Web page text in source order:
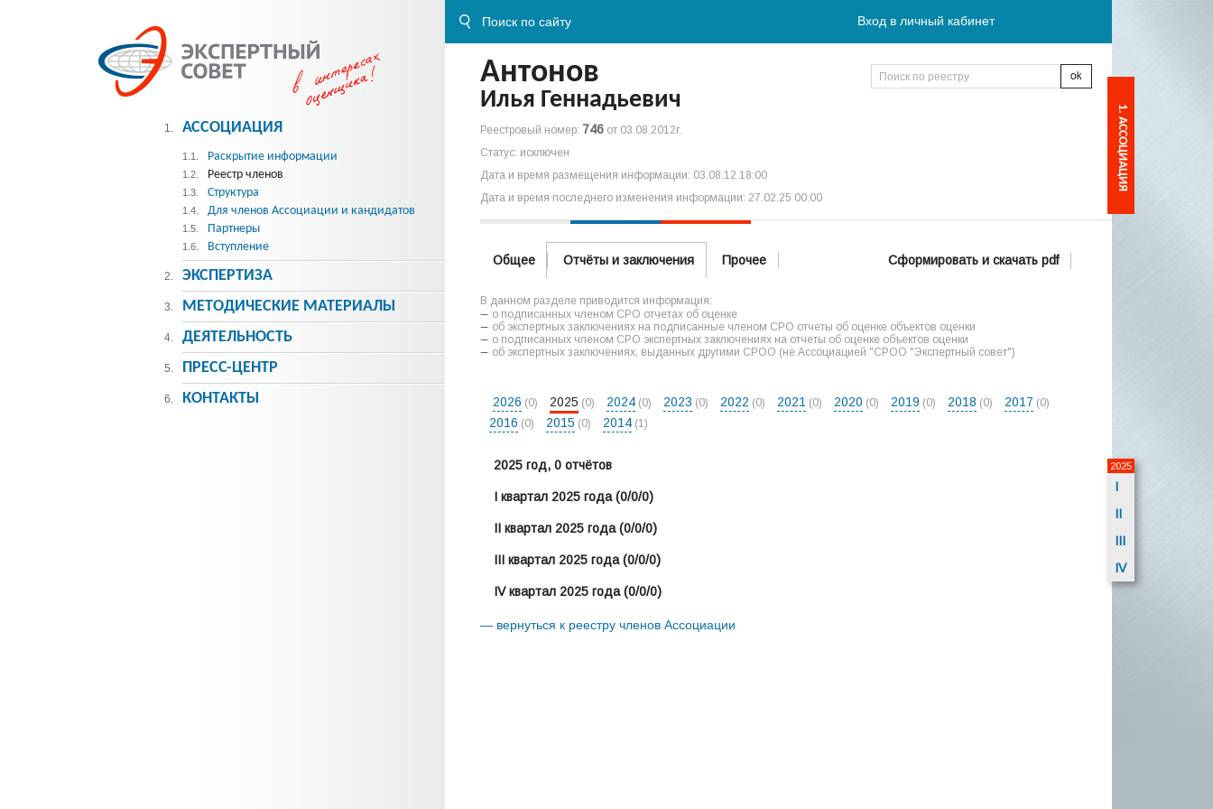
Вход в личный кабинет
Антонов
Илья Геннадьевич
Реестровый номер: 746 от 03.08.2012г.
Статус: исключен
Дата и время размещения информации: 03.08.12 18:00
Дата и время последнего изменения информации: 27.02.25 00:00
Общее Отчёты и заключения Прочее Сформировать и скачать pdf
В данном разделе приводится информация:
о подписанных членом СРО отчетах об оценке
об экспертных заключениях на подписанные членом СРО отчеты об оценке объектов оценки
о подписанных членом СРО экспертных заключениях на отчеты об оценке объектов оценки
об экспертных заключениях, выданных другими СРОО (не Ассоциацией "СРОО "Экспертный совет")
2026 (0) 2025 (0) 2024 (0) 2023 (0) 2022 (0) 2021 (0) 2020 (0) 2019 (0) 2018 (0) 2017 (0)
2016 (0) 2015 (0) 2014 (1)
2025 год, 0 отчётов 2025
I
II
III
IV
I квартал 2025 года(0/0/0)
II квартал 2025 года(0/0/0)
III квартал 2025 года(0/0/0)
IV квартал 2025 года(0/0/0)
— вернуться к реестру членов Ассоциации
1. АССОЦИАЦИЯ
1.1. Раскрытие информации
1.2. Реестр членов
1.3. Структура
1.4. Для членов Ассоциации и кандидатов
1.5. Партнеры
1.6. Вступление
2. ЭКСПЕРТИЗА
3. МЕТОДИЧЕСКИE МАТЕРИАЛЫ
4. ДЕЯТЕЛЬНОСТЬ
5. ПРЕСС-ЦЕНТР
6. КОНТАКТЫ
1. АССОЦИАЦИЯ